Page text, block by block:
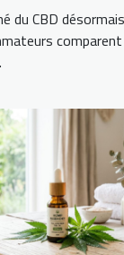
la
du CBD